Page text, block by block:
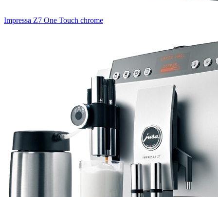
Impressa Z7 One Touch chrome